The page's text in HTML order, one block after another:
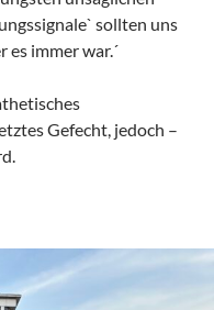
sollten uns
es immer war.´
Gefecht, jedoch –